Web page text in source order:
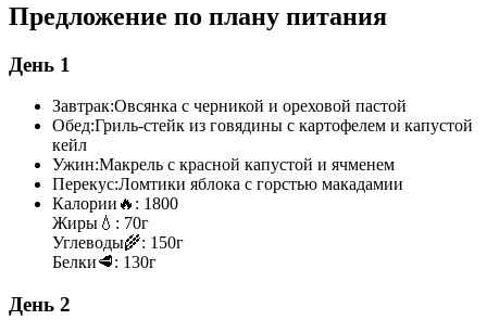
Предложение по плану питания
День 1
Завтрак:Овсянка с черникой и ореховой пастой
Обед:Гриль-стейк из говядины с картофелем и капустой
кейл
Ужин:Макрель с красной капустой и ячменем
Перекус:Ломтики яблока с горстью макадамии
Калории 🔥: 1800
Жиры 💧: 70г
Углеводы🌾: 150г
Белки🥩: 130г
День 2